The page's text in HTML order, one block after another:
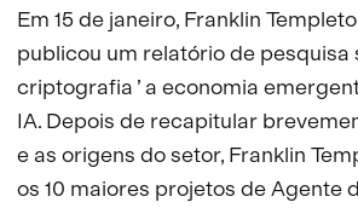
Em 15 de janeiro, Franklin
publicou um relatório de pesquisa
criptografia ’ a economia
IA. Depois de recapitular
e as origens do setor, Franklin
os 10 maiores projetos de Agente